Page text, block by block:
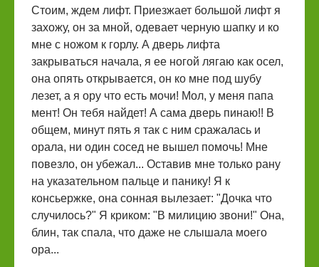
Стоим, ждем лифт. Приезжает большой лифт я
захожу, он за мной, одевает черную шапку и ко
мне с ножом к горлу. А дверь лифта
закрываться начала, я ее ногой лягаю как осел,
она опять открывается, он ко мне под шубу
лезет, а я ору что есть мочи! Мол, у меня папа
мент! Он тебя найдет! А сама дверь пинаю!! В
общем, минут пять я так с ним сражалась и
орала, ни один сосед не вышел помочь! Мне
повезло, он убежал... Оставив мне только рану
на указательном пальце и панику! Я к
консьержке, она сонная вылезает: "Дочка что
случилось?" Я криком: "В милицию звони!" Она,
блин, так спала, что даже не слышала моего
ора...